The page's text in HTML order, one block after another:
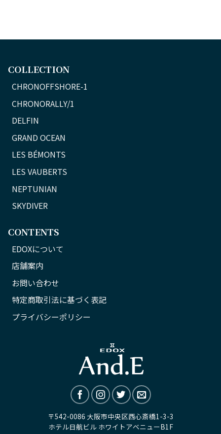
COLLECTION
CHRONOFFSHORE-1
CHRONORALLY/1
DELFIN
GRAND OCEAN
LES BÉMONTS
LES VAUBERTS
NEPTUNIAN
SKYDIVER
CONTENTS
EDOXについて
店舗案内
お問い合わせ
特定商取引法に基づく表記
プライバシーポリシー
〒542-0086 大阪市中央区西心斎橋1-3-3
ホテル日航ビル ホワイトアベニューB1F